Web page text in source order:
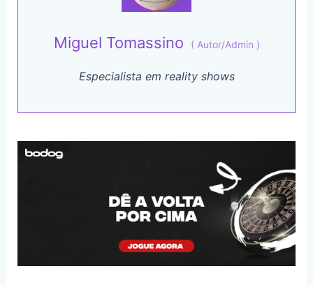
Miguel Tomassino ( Autor/Admin )
Especialista em reality shows